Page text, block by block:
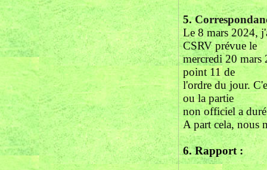
5.
Le 8 mars 2024,
CSRV prévue le
mercredi 20 mars
point 11 de
l'ordre du jour.
ou la partie
non officiel a
A part cela, nous
6.Rapport :